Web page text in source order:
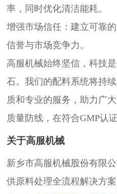
率，同时优化清洁能耗。
增强市场信任：建立可靠
信誉与市场竞争力。
高服机械始终坚信，科技
石。我们的配料系统将持
质和专业的服务，助力广
质量防线，在符合GMP认
关于高服机械
新乡市高服机械股份有限
供原料处理全流程解决方